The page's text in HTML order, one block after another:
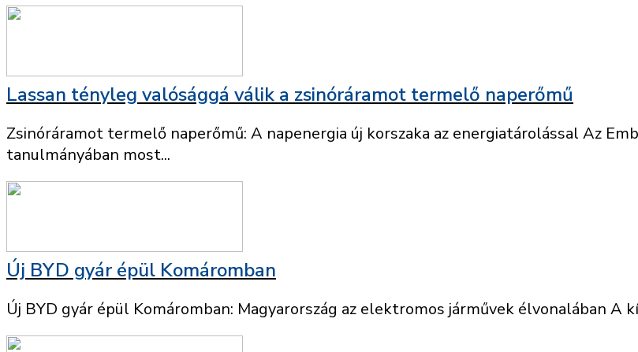
Lassan tényleg valósággá válik a zsinóráramot termelő naperőmű
Zsinóráramot termelő naperőmű: A napenergia új korszaka az energiatárolással Az
tanulmányában most...
Új BYD gyár épül Komáromban
Új BYD gyár épül Komáromban: Magyarország az elektromos járművek élvonalában A